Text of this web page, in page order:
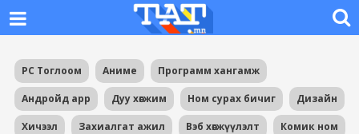
PC Тоглоом Аниме Программ хангамж
Андройд app Дуу хөгжим Ном сурах бичиг Дизайн
Хичээл Захиалгат ажил Вэб хөгжүүлэлт Комик ном